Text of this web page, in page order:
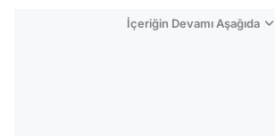
İçeriğin Devamı Aşağıda